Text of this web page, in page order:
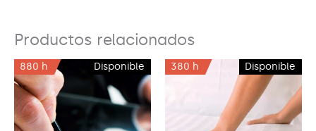
Productos relacionados
880 h Disponible 380 h Disponible